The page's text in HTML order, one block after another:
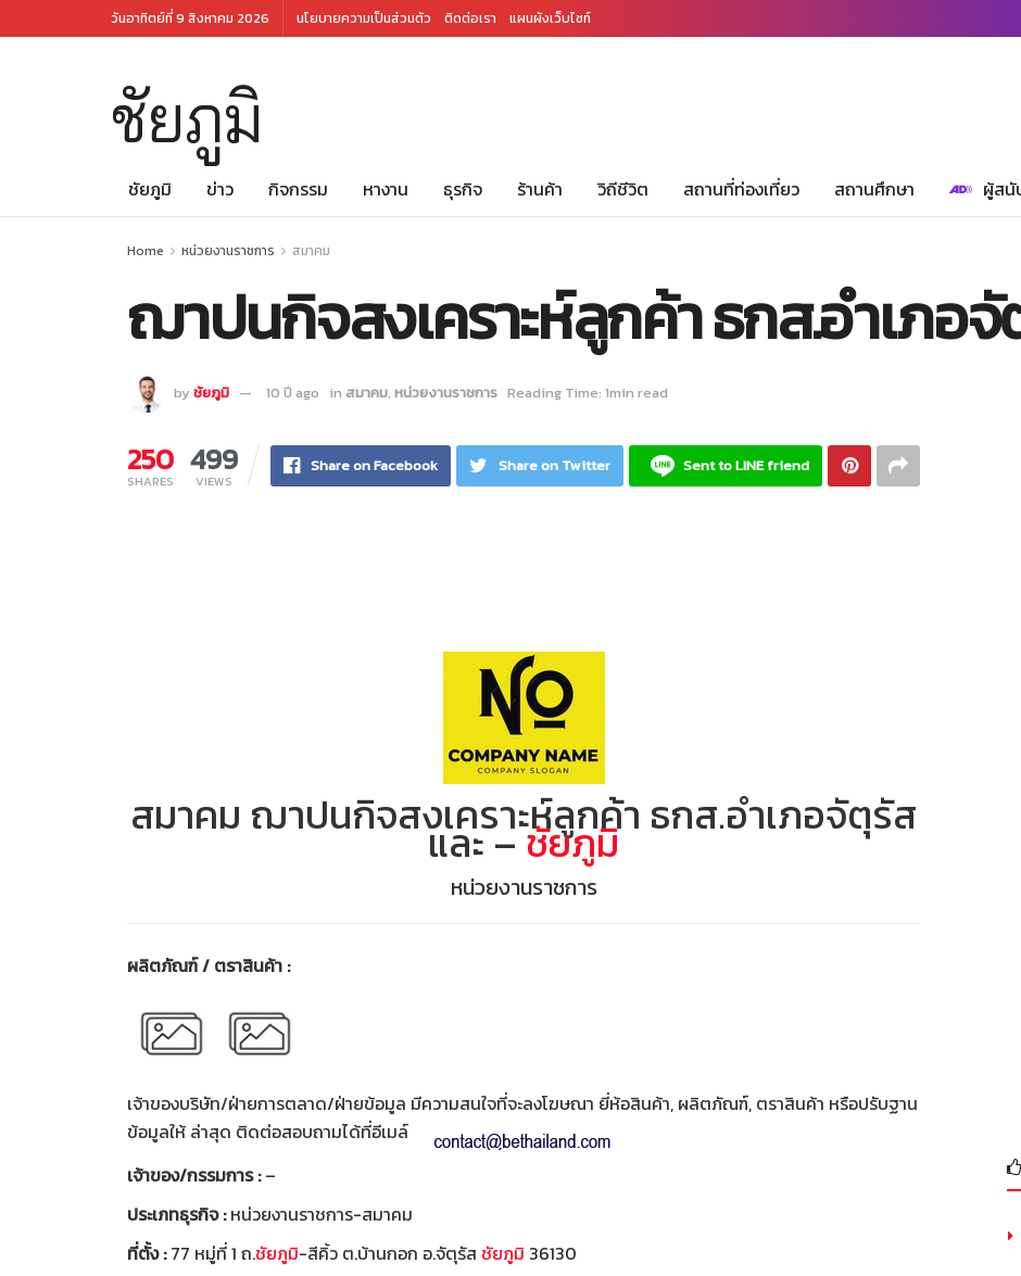
วันอาทิตย์ที่ 9 สิงหาคม 2026 นโยบายความเป็นส่วนตัว ติดต่อเรา แผนผังเว็บไซท์
ชัยภูมิ
ชัยภูมิ ข่าว กิจกรรม หางาน ธุรกิจ ร้านค้า วิถีชีวิต สถานที่ท่องเที่ยว สถานศึกษา ผู้สนั
Home หน่วยงานราชการ สมาคม
ฌาปนกิจสงเคราะห์ลูกค้า ธกส.อำเภอจั
by ชัยภูมิ 10 ปี ago in สมาคม, หน่วยงานราชการ Reading Time: 1min read
250
SHARES
499
VIEWS
Share on Facebook Share on Twitter Sent to LINE friend
สมาคม ฌาปนกิจสงเคราะห์ลูกค้า ธกส.อำเภอจัตุรัส
และ –ชัยภูมิ
หน่วยงานราชการ
ผลิตภัณฑ์ / ตราสินค้า :
เจ้าของบริษัท/ฝ่ายการตลาด/ฝ่ายข้อมูล มีความสนใจที่จะลงโฆษณา ยี่ห้อสินค้า, ผลิตภัณฑ์, ตราสินค้า หรือปรับฐาน
ข้อมูลให้ ล่าสุด ติดต่อสอบถามได้ที่อีเมล์
เจ้าของ/กรรมการ :–
ประเภทธุรกิจ :หน่วยงานราชการ-สมาคม
ที่ตั้ง :77 หมู่ที่ 1 ถ.ชัยภูมิ-สีคิ้ว ต.บ้านกอก อ.จัตุรัส ชัยภูมิ 36130